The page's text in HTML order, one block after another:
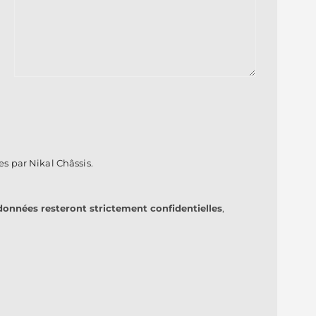
par Nikal Châssis.
resteront strictement confidentielles,